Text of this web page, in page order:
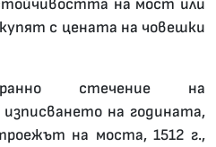
на мост или
с цената на човешки
стечение на
на годината,
на моста, 1512 г.,